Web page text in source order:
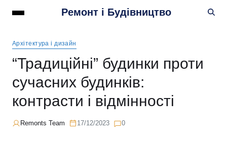
Ремонт і Будівництво
Архітектура і дизайн
“Традиційні” будинки проти
сучасних будинків:
контрасти і відмінності
Remonts Team 17/12/2023 0